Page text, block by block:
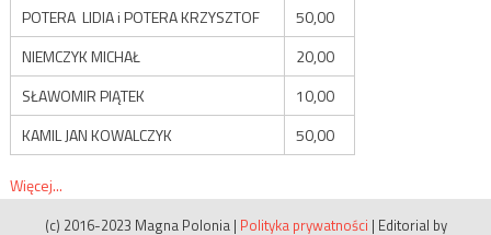
POTERA LIDIA i POTERA KRZYSZTOF
50,00
NIEMCZYK MICHAŁ
20,00
SŁAWOMIR PIĄTEK
10,00
KAMIL JAN KOWALCZYK
50,00
Więcej...
(c) 2016-2023 Magna Polonia | Polityka prywatności | Editorial by